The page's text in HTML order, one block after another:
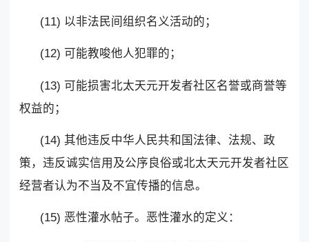
(11) 以非法民间组织名义活动的；
(12) 可能教唆他人犯罪的；
(13) 可能损害北太天元开发者社区名誉或商誉等
权益的；
(14) 其他违反中华人民共和国法律、法规、政
策，违反诚实信用及公序良俗或北太天元开发者社区
经营者认为不当及不宜传播的信息。
(15) 恶性灌水帖子。恶性灌水的定义：